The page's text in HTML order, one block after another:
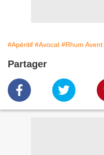
#Apéritif #Avocat #Rhum Avent
Partager